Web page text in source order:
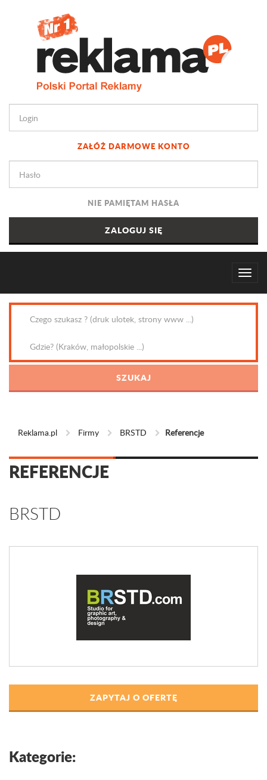
ZAŁÓŻ DARMOWE KONTO
NIE PAMIĘTAM HASŁA
Reklama.pl Firmy BRSTD Referencje
REFERENCJE
BRSTD
ZAPYTAJ O OFERTĘ
Kategorie: